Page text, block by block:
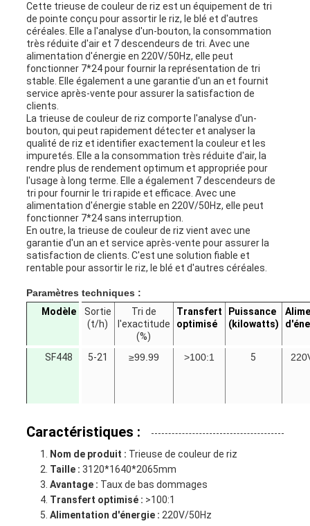
Cette trieuse de couleur de riz est un équipement de tri
de pointe conçu pour assortir le riz, le blé et d'autres
céréales. Elle a l'analyse d'un-bouton, la consommation
très réduite d'air et 7 descendeurs de tri. Avec une
alimentation d'énergie en 220V/50Hz, elle peut
fonctionner 7*24 pour fournir la représentation de tri
stable. Elle également a une garantie d'un an et fournit
service après-vente pour assurer la satisfaction de
clients.
La trieuse de couleur de riz comporte l'analyse d'un-
bouton, qui peut rapidement détecter et analyser la
qualité de riz et identifier exactement la couleur et les
impuretés. Elle a la consommation très réduite d'air, la
rendre plus de rendement optimum et appropriée pour
l'usage à long terme. Elle a également 7 descendeurs de
tri pour fournir le tri rapide et efficace. Avec une
alimentation d'énergie stable en 220V/50Hz, elle peut
fonctionner 7*24 sans interruption.
En outre, la trieuse de couleur de riz vient avec une
garantie d'un an et service après-vente pour assurer la
satisfaction de clients. C'est une solution fiable et
rentable pour assortir le riz, le blé et d'autres céréales.
Paramètres techniques :
Modèle
Sortie
(t/h)
Tri de
l'exactitude
(%)
Transfert
optimisé
Puissance
(kilowatts)
SF448 5-21 ≥99.99 >100:1 5
Caractéristiques :
Nom de produit : Trieuse de couleur de riz
Taille : 3120*1640*2065mm
Avantage : Taux de bas dommages
Transfert optimisé : >100:1
Alimentation d'énergie : 220V/50Hz